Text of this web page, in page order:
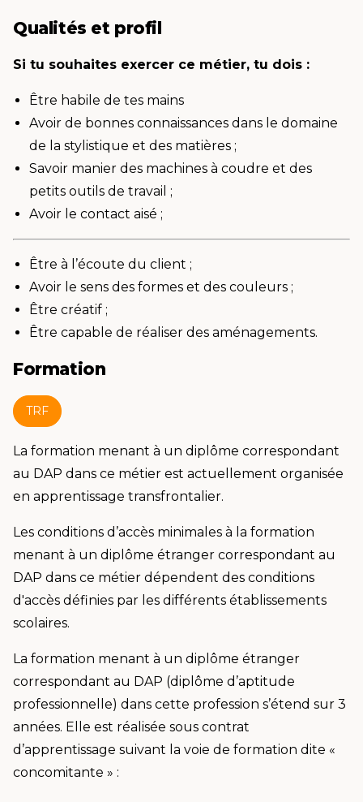
Qualités et profil
Si tu souhaites exercer ce métier, tu dois :
Être habile de tes mains
Avoir de bonnes connaissances dans le domaine
de la stylistique et des matières ;
Savoir manier des machines à coudre et des
petits outils de travail ;
Avoir le contact aisé ;
Être à l’écoute du client ;
Avoir le sens des formes et des couleurs ;
Être créatif ;
Être capable de réaliser des aménagements.
Formation
TRF
La formation menant à un diplôme correspondant
au DAP dans ce métier est actuellement organisée
en apprentissage transfrontalier.
Les conditions d’accès minimales à la formation
menant à un diplôme étranger correspondant au
DAP dans ce métier dépendent des conditions
d'accès définies par les différents établissements
scolaires.
La formation menant à un diplôme étranger
correspondant au DAP (diplôme d’aptitude
professionnelle) dans cette profession s’étend sur 3
années. Elle est réalisée sous contrat
d’apprentissage suivant la voie de formation dite «
concomitante » :